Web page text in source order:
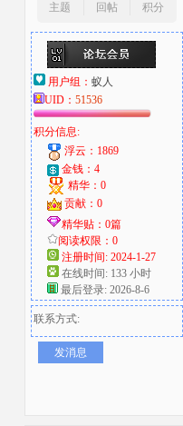
主题
回帖
积分
用户组： 蚁人
UID： 51536
积分信息:
浮云：1869
金钱：4
精华：0
贡献：0
精华贴：0篇
阅读权限：0
注册时间: 2024-1-27
在线时间: 133 小时
最后登录: 2026-8-6
联系方式:
发消息